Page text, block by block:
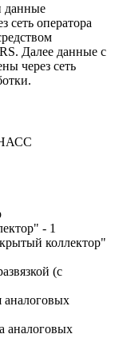
данные
сеть оператора
Далее данные с
через сеть
- 1
коллектор"
(с
аналоговых
аналоговых